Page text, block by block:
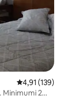
Vlerësimi
4,91 (139)
Minimumi 2